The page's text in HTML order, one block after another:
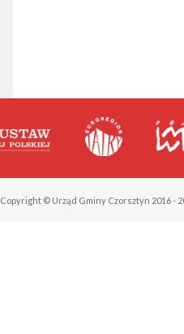
Copyright © Urząd Gminy Czorsztyn 2016 -